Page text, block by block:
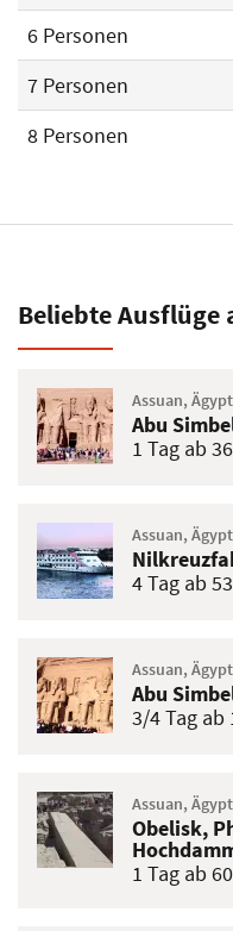
6 Personen
7 Personen
8 Personen
Beliebte Ausflüge
Assuan,
Abu
1 Tag ab
Assuan,
4 Tag ab
Assuan,
Abu
3/4 Tag ab
Assuan,
Obelisk,
1 Tag ab